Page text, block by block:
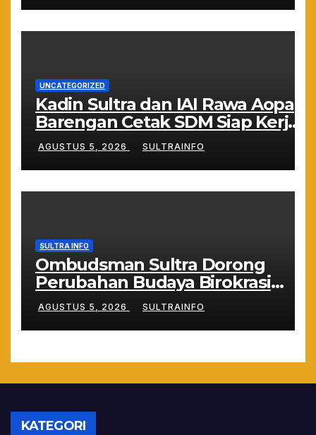
UNCATEGORIZED
Kadin Sultra dan IAI Rawa Aopa
Barengan Cetak SDM Siap Kerja
dan Wirausaha Muda
AGUSTUS 5, 2026 SULTRAINFO
SULTRA INFO
Ombudsman Sultra Dorong
Perubahan Budaya Birokrasi
Lewat Penilaian Maladministrasi
2026
AGUSTUS 5, 2026 SULTRAINFO
KATEGORI